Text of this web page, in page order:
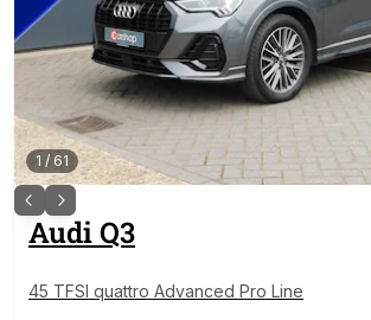
1 / 61
AudiQ3
45 TFSI quattro Advanced Pro Line